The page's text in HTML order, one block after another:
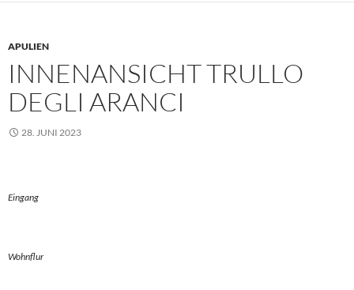
APULIEN
INNENANSICHT TRULLO
DEGLI ARANCI
28. JUNI 2023
Eingang
Wohnflur